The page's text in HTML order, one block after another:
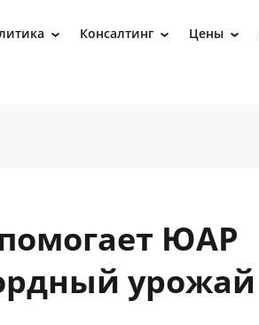
› Консалтинг › Цены ›
ЮАР
урожай